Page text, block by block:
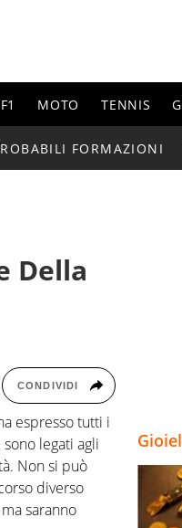
F1 MOTO TENNIS
FORMAZIONI
Della
CONDIVIDI
espresso tutti i
legati agli
Non si può
diverso
saranno